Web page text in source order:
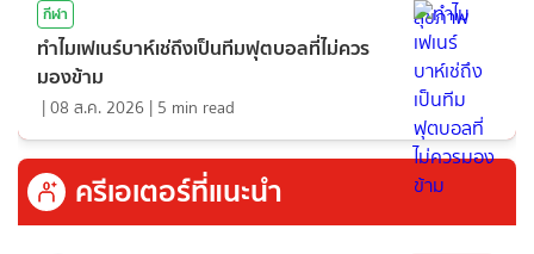
กีฬา
ทำไมเฟเนร์บาห์เช่ถึงเป็นทีมฟุตบอลที่ไม่ควร
มองข้าม
|08 ส.ค. 2026 | 5 min read
ครีเอเตอร์ที่แนะนำ